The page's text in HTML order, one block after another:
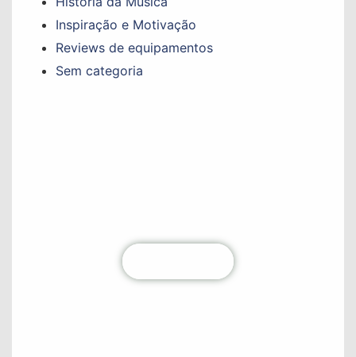
Inspiração e Motivação
Reviews de equipamentos
Sem categoria